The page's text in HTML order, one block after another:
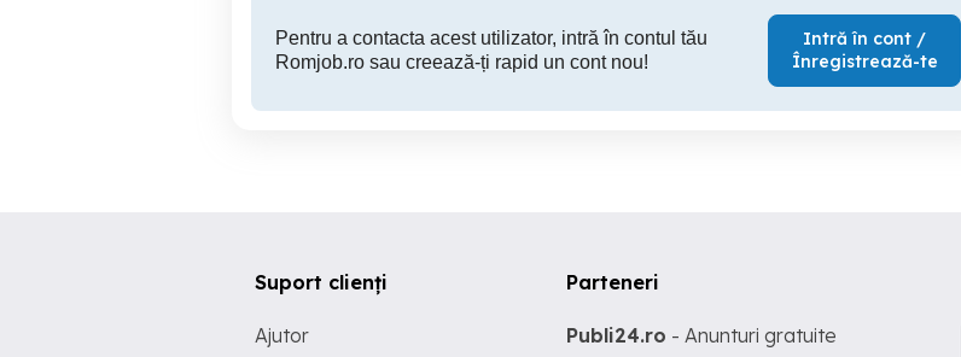
Pentru a contacta acest utilizator, intră în contul tău
Romjob.ro sau creează-ți rapid un cont nou!
Intră în cont /
Înregistrează-te
Suport clienți
Ajutor
Parteneri
Publi24.ro - Anunturi gratuite